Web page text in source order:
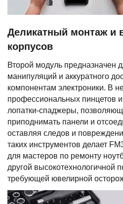
Деликатный монтаж и
корпусов
Второй модуль предназначен
манипуляций и аккуратного
компонентам электроники. В
профессиональных пинцетов
лопатки-спаджеры,
приподнимать панели и
оставляя следов и
таких инструментов делает
для мастеров по ремонту
другой высокотехнологичной
требующей ювелирной